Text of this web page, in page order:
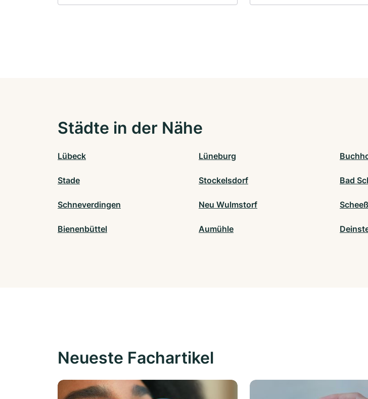
Städte in der Nähe
Lübeck Lüneburg
Stade Stockelsdorf Bad
Schneverdingen Neu Wulmstorf
Bienenbüttel Aumühle
Neueste Fachartikel